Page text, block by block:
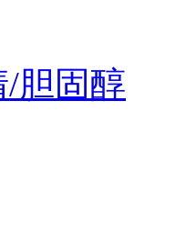
胆固醇